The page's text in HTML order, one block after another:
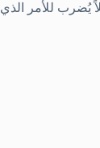
يُضرب للأمر الذي